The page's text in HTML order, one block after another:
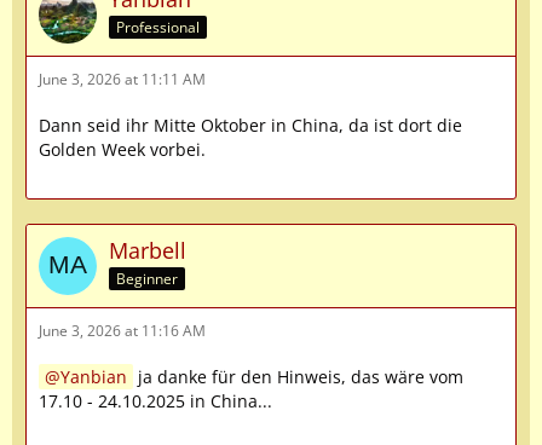
Professional
June 3, 2026 at 11:11 AM
Dann seid ihr Mitte Oktober in China, da ist dort die
Golden Week vorbei.
Marbell
Beginner
June 3, 2026 at 11:16 AM
Yanbian ja danke für den Hinweis, das wäre vom
17.10 - 24.10.2025 in China...